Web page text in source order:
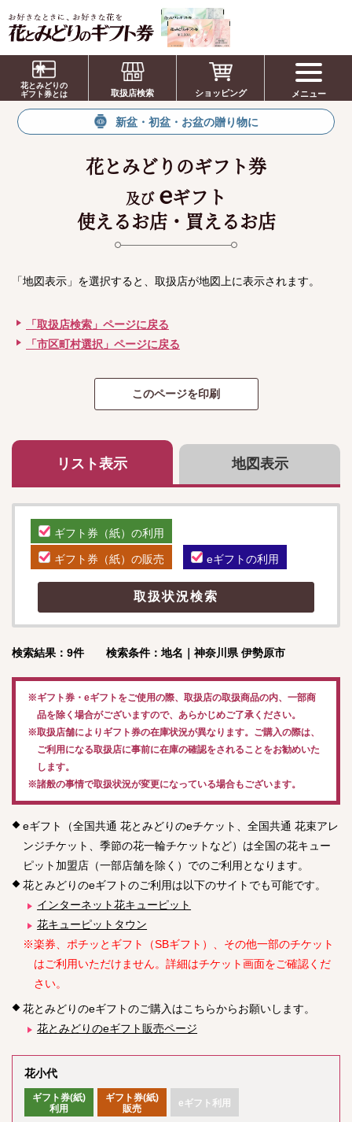
お祝い、お盆、新盆、お彼岸、喪中、お供
え、見舞い、返事、供花、線香贈答におすす
めのギフト
花とみどりの
ギフト券とは
取扱店検索 ショッピング メニュー
新盆・初盆・お盆の贈り物に
花とみどりのギフト券
及び eギフト
使えるお店・買えるお店
「地図表示」を選択すると、取扱店が地図上に表示されます。
「取扱店検索」ページに戻る
「市区町村選択」ページに戻る
リスト表示 地図表示
ギフト券（紙）の利用
ギフト券（紙）の販売 eギフトの利用
検索結果：9件 検索条件：地名｜神奈川県 伊勢原市
※ギフト券・eギフトをご使用の際、取扱店の取扱商品の内、一部商
品を除く場合がございますので、あらかじめご了承ください。
※取扱店舗によりギフト券の在庫状況が異なります。ご購入の際は、
ご利用になる取扱店に事前に在庫の確認をされることをお勧めいた
します。
※諸般の事情で取扱状況が変更になっている場合もございます。
eギフト（全国共通 花とみどりのeチケット、全国共通 花束アレ
ンジチケット、季節の花一輪チケットなど）は全国の花キュー
ピット加盟店（一部店舗を除く）でのご利用となります。
花とみどりのeギフトのご利用は以下のサイトでも可能です。
インターネット花キューピット
花キューピットタウン
※楽券、ポチッとギフト（SBギフト）、その他一部のチケット
はご利用いただけません。詳細はチケット画面をご確認くだ
さい。
花とみどりのeギフトのご購入はこちらからお願いします。
花とみどりのeギフト販売ページ
花小代
ギフト券(紙)
利用
ギフト券(紙)
販売
eギフト利用